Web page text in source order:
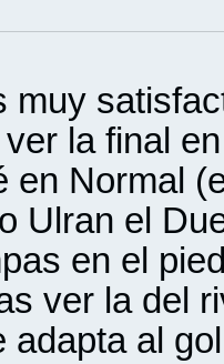
muy
la final
en Normal
Ulran el
en el
ver la del
adapta al